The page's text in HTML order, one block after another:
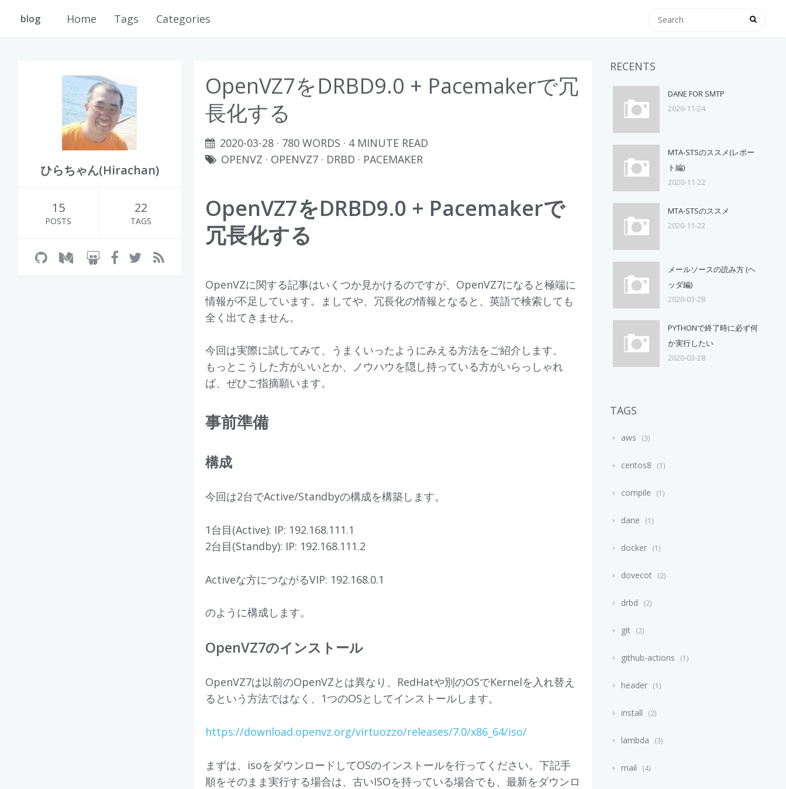
blog Home Tags Categories
ひらちゃん(Hirachan)
15
POSTS
22
TAGS
OpenVZ7をDRBD9.0 + Pacemakerで冗
長化する
2020-03-28· 780 WORDS · 4 MINUTE READ
OPENVZ · OPENVZ7· DRBD · PACEMAKER
OpenVZ7をDRBD9.0 + Pacemakerで
冗長化する
OpenVZに関する記事はいくつか見かけるのですが、OpenVZ7になると極端に
情報が不足しています。ましてや、冗長化の情報となると、英語で検索しても
全く出てきません。
今回は実際に試してみて、うまくいったようにみえる方法をご紹介します。
もっとこうした方がいいとか、ノウハウを隠し持っている方がいらっしゃれ
ば、ぜひご指摘願います。
事前準備
構成
今回は2台でActive/Standbyの構成を構築します。
1台目(Active): IP: 192.168.111.1
2台目(Standby): IP: 192.168.111.2
Activeな方につながるVIP: 192.168.0.1
のように構成します。
OpenVZ7のインストール
OpenVZ7は以前のOpenVZとは異なり、RedHatや別のOSでKernelを入れ替え
るという方法ではなく、1つのOSとしてインストールします。
https://download.openvz.org/virtuozzo/releases/7.0/x86_64/iso/
まずは、isoをダウンロードしてOSのインストールを行ってください。下記手
順をそのまま実行する場合は、古いISOを持っている場合でも、最新をダウンロ
RECENTS
DANE FOR SMTP
2020-11-24
MTA-STSのススメ(レポー
ト編)
2020-11-22
MTA-STSのススメ
2020-11-22
メールソースの読み方 (ヘ
ッダ編)
2020-03-28
PYTHONで終了時に必ず何
か実行したい
2020-03-28
TAGS
aws 3
centos8 1
compile 1
dane 1
docker 1
dovecot 2
drbd 2
git 2
github-actions 1
header 1
install 2
lambda 3
mail 4